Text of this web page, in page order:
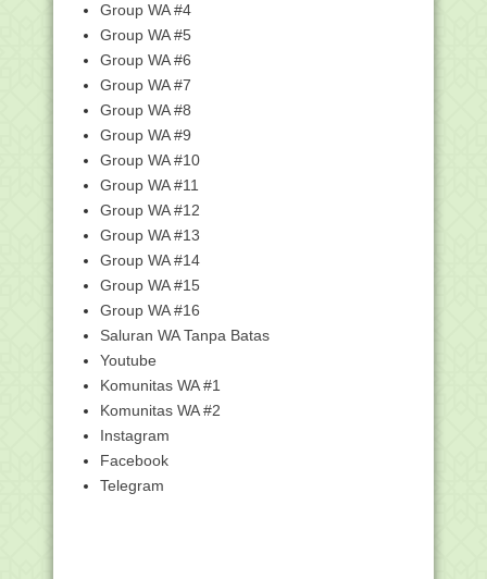
BSNP Usulkan Penghapusan UN 2020
Ternyata "Tidak Keluar Rumah Saat
Wabah Penyakit" ...
Mengenal 17 Istilah Terkait Corona
Virus Covid-19:...
Download Juknis KKG, MGMP, dan
MGBK Madrasah tahun...
Download Juknis Program Indonesia
Pintar (PIP) Mad...
DARI MASJID KITA BERANTAS VIRUS
CORONA
7 Aplikasi Belajar Online Gratis untuk
Siswa dan Guru
JANGAN SHOLEH DIDEPAN ORANG
Informasi Penguatan Data Emis Guru
PAI di Sekolah ...
Cegah Corona?
Kegiatan Haji Pernah Ditutup 40 Kali
dalam Catatan...
Group WA #4
Group WA #5
Group WA #6
Group WA #7
Group WA #8
Group WA #9
Group WA #10
Group WA #11
Group WA #12
Group WA #13
Group WA #14
Group WA #15
Group WA #16
Saluran WA Tanpa Batas
Youtube
Komunitas WA #1
Komunitas WA #2
Instagram
Facebook
Telegram